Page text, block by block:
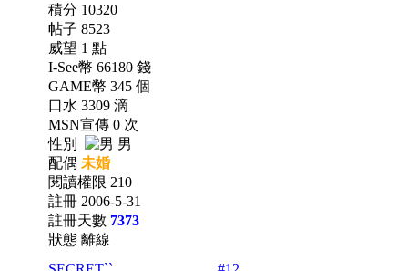
積分 10320
帖子 8523
威望 1 點
I-See幣 66180 錢
GAME幣 345 個
口水 3309 滴
MSN宣傳 0 次
性別
男
配偶 未婚
閱讀權限 210
註冊 2006-5-31
註冊天數 7373
狀態 離線